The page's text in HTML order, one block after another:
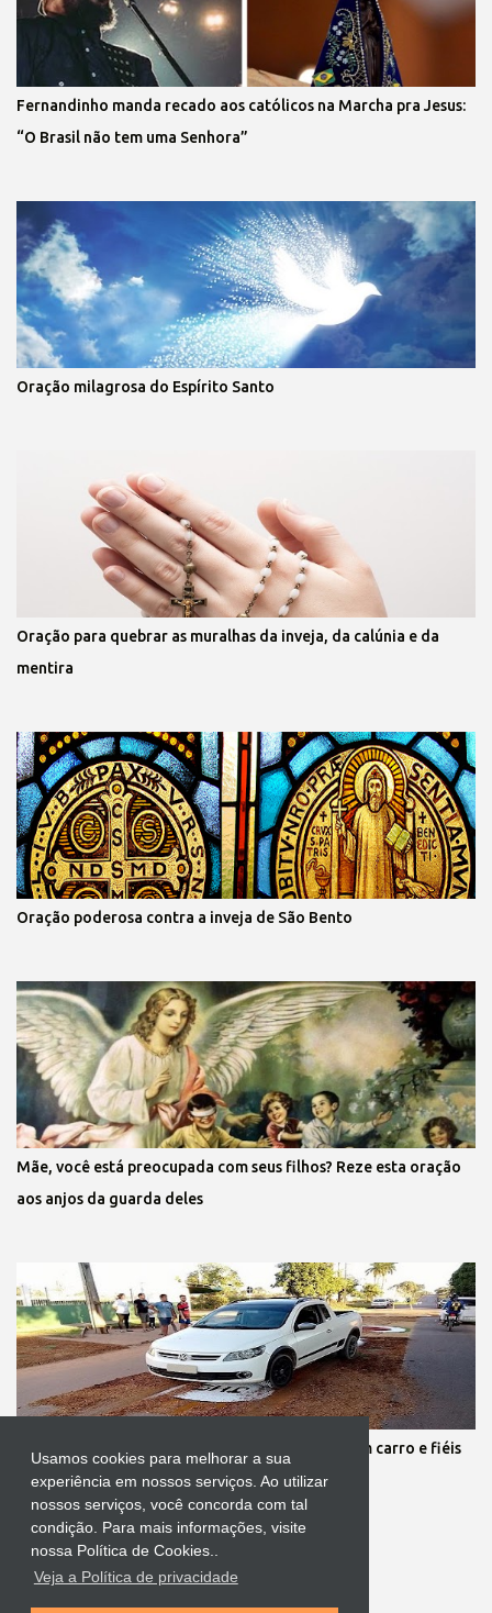
Usamos cookies para melhorar a sua
experiência em nossos serviços. Ao utilizar
nossos serviços, você concorda com tal
condição. Para mais informações, visite
nossa Política de Cookies..
Veja a Política de privacidade
Fernandinho manda recado aos católicos na Marcha pra Jesus:
“O Brasil não tem uma Senhora”
Oração milagrosa do Espírito Santo
Oração para quebrar as muralhas da inveja, da calúnia e da
mentira
Oração poderosa contra a inveja de São Bento
Mãe, você está preocupada com seus filhos? Reze esta oração
aos anjos da guarda deles
Protestante destrói tapete de Corpus Christi com carro e fiéis
se revoltam
Tecnologia do Blogger